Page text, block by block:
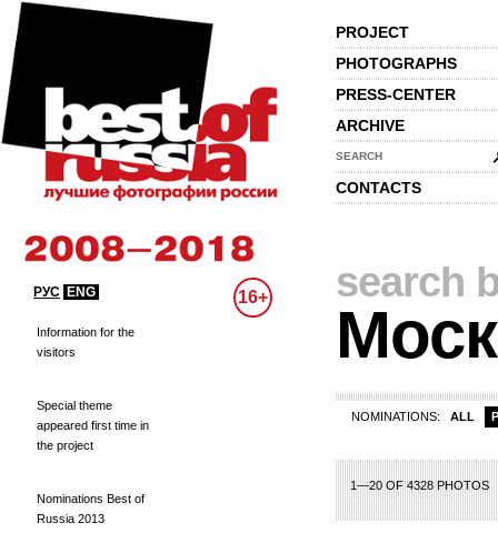
PROJECT
PHOTOGRAPHS
PRESS-CENTER
ARCHIVE
SEARCH
CONTACTS
РУС ENG 16+
Information for the
visitors
Special theme
appeared first time in
the project
Nominations Best of
Russia 2013
search
NOMINATIONS: ALL
1—20 OF 4328 PHOTOS